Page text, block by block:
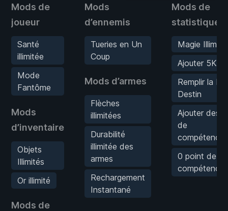
Mods de
joueur
Santé
illimitée
Mode
Fantôme
Mods
d’inventaire
Objets
Illimités
Or illimité
Mods de
Mods
d’ennemis
Tueries en Un
Coup
Mods d’armes
Flèches
illimitées
Durabilité
illimitée des
armes
Rechargement
Instantané
Mods de
statistiques
Magie
Ajouter 5K
Remplir la
Destin
Ajouter des
de
0 point de